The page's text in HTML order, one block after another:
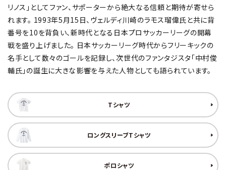
リノス」としてファン、サポーターから絶大なる信頼と期待が寄せら
れます。 1993年5月15日、ヴェルディ川崎のラモス瑠偉氏と共に背
番号を10を背負い、新時代となる日本プロサッカーリーグの開幕
戦を盛り上げました。 日本サッカーリーグ時代からフリーキックの
名手として数々のゴールを記録し、次世代のファンタジスタ「中村俊
輔氏」の誕生に大きな影響を与えた人物としても語られています。
Tシャツ
ロングスリーブTシャツ
ポロシャツ